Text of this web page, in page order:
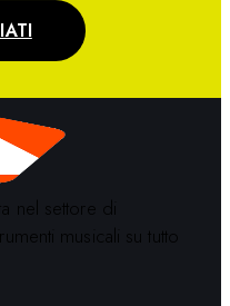
nel settore di
musicali su tutto